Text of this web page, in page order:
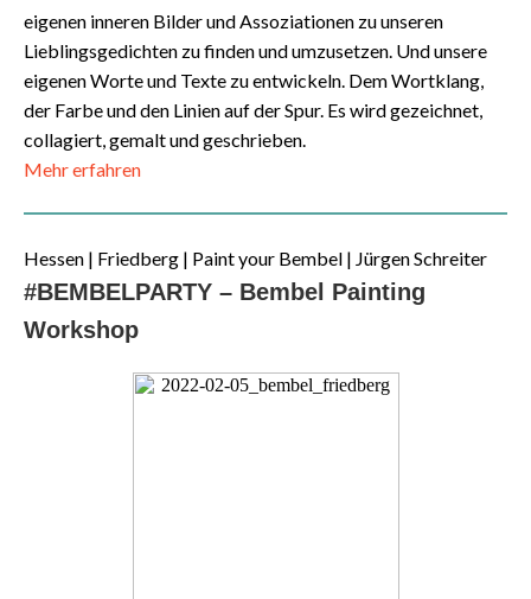
eigenen inneren Bilder und Assoziationen zu unseren
Lieblingsgedichten zu finden und umzusetzen. Und unsere
eigenen Worte und Texte zu entwickeln. Dem Wortklang,
der Farbe und den Linien auf der Spur. Es wird gezeichnet,
collagiert, gemalt und geschrieben.
Mehr erfahren
Hessen | Friedberg | Paint your Bembel | Jürgen Schreiter
#BEMBELPARTY – Bembel Painting
Workshop